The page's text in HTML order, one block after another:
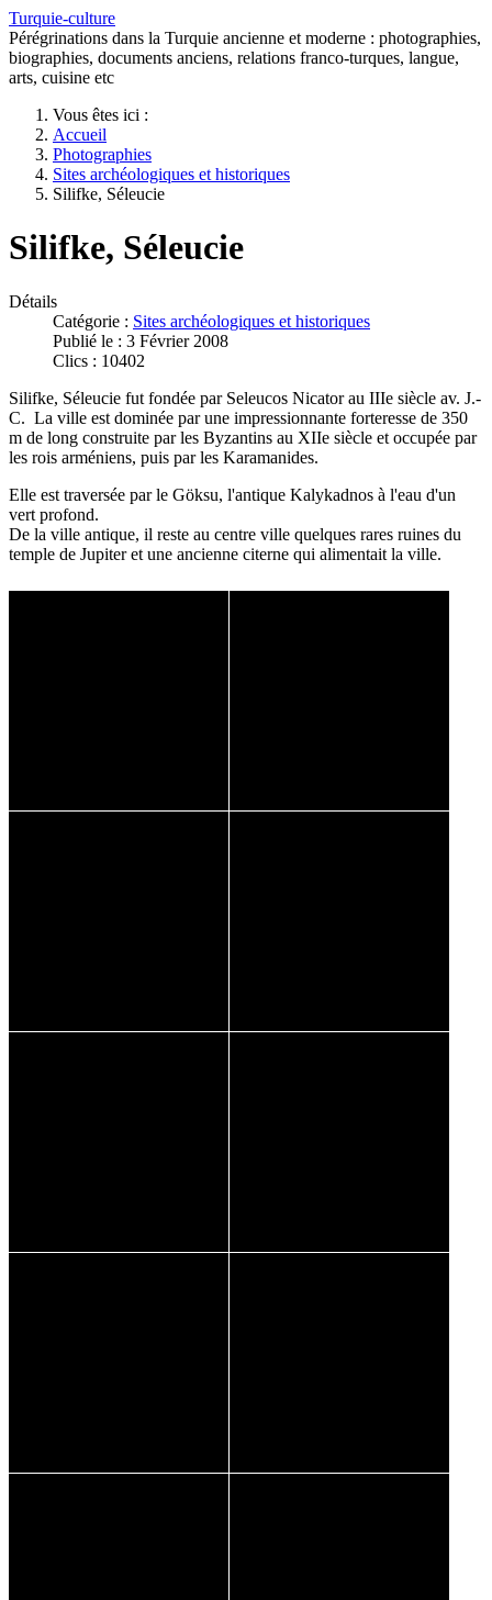
Turquie-culture
Pérégrinations dans la Turquie ancienne et moderne : photographies,
biographies, documents anciens, relations franco-turques, langue,
arts, cuisine etc
Vous êtes ici :
Accueil
Photographies
Sites archéologiques et historiques
Silifke, Séleucie
Silifke, Séleucie
Détails
Catégorie : Sites archéologiques et historiques
Publié le : 3 Février 2008
Clics : 10402
Silifke, Séleucie fut fondée par Seleucos Nicator au IIIe siècle av. J.-
C. La ville est dominée par une impressionnante forteresse de 350
m de long construite par les Byzantins au XIIe siècle et occupée par
les rois arméniens, puis par les Karamanides.
Elle est traversée par le Göksu, l'antique Kalykadnos à l'eau d'un
vert profond.
De la ville antique, il reste au centre ville quelques rares ruines du
temple de Jupiter et une ancienne citerne qui alimentait la ville.